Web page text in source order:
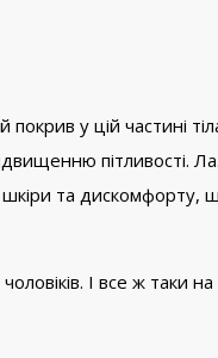
у цій частині
пітливості.
та дискомфорту,
І все ж таки